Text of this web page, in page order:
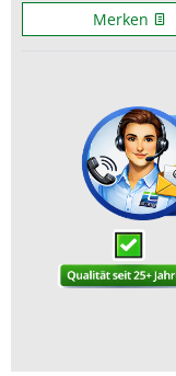
Merken